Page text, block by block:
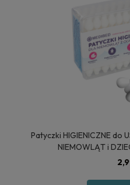
Patyczki HIGIENICZNE do
NIEMOWLĄT i